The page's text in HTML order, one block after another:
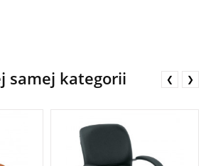
samej kategorii ❮ ❯